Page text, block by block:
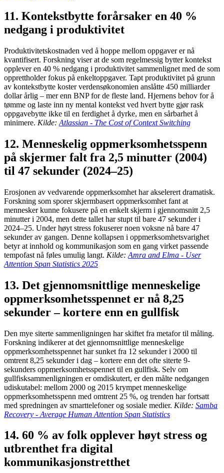
11. Kontekstbytte forårsaker en 40 %
nedgang i produktivitet
Produktivitetskostnaden ved å hoppe mellom oppgaver er nå
kvantifisert. Forskning viser at de som regelmessig bytter kontekst
opplever en 40 % nedgang i produktivitet sammenlignet med de som
opprettholder fokus på enkeltoppgaver. Tapt produktivitet på grunn
av kontekstbytte koster verdensøkonomien anslåtte 450 milliarder
dollar årlig – mer enn BNP for de fleste land. Hjernens behov for å
tømme og laste inn ny mental kontekst ved hvert bytte gjør rask
oppgavebytte ikke til en ferdighet å dyrke, men en sårbarhet å
minimere. Kilde: Atlassian - The Cost of Context Switching
12. Menneskelig oppmerksomhetsspenn
på skjermer falt fra 2,5 minutter (2004)
til 47 sekunder (2024–25)
Erosjonen av vedvarende oppmerksomhet har akselerert dramatisk.
Forskning som sporer skjermbasert oppmerksomhet fant at
mennesker kunne fokusere på en enkelt skjerm i gjennomsnitt 2,5
minutter i 2004, men dette tallet har stupt til bare 47 sekunder i
2024–25. Under høyt stress fokuserer noen voksne nå bare 47
sekunder av gangen. Denne kollapsen i oppmerksomhetsvarighet
betyr at innhold og kommunikasjon som en gang virket passende
tempofast nå føles umulig langt. Kilde: Amra and Elma - User
Attention Span Statistics 2025
13. Det gjennomsnittlige menneskelige
oppmerksomhetsspennet er nå 8,25
sekunder – kortere enn en gullfisk
Den mye siterte sammenligningen har skiftet fra metafor til måling.
Forskning indikerer at det gjennomsnittlige menneskelige
oppmerksomhetsspennet har sunket fra 12 sekunder i 2000 til
omtrent 8,25 sekunder i dag – kortere enn det ofte siterte 9-
sekunders oppmerksomhetsspennet til en gullfisk. Selv om
gullfisksammenligningen er omdiskutert, er den målte nedgangen
udiskutabel: mellom 2000 og 2015 krympet menneskelige
oppmerksomhetsspenn med omtrent 25 %, og trenden har fortsatt
med spredningen av smarttelefoner og sosiale medier. Kilde: Samba
Recovery - Average Human Attention Span Statistics
14. 60 % av folk opplever høyt stress og
utbrenthet fra digital
kommunikasjonstretthet